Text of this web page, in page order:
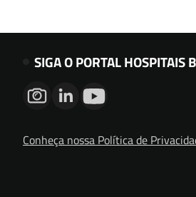
SIGA O PORTAL HOSPITAIS
Conheça nossa Política de